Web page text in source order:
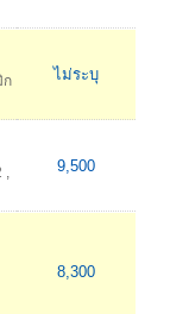
ก
ไม่ระบุ
,
9,500
8,300